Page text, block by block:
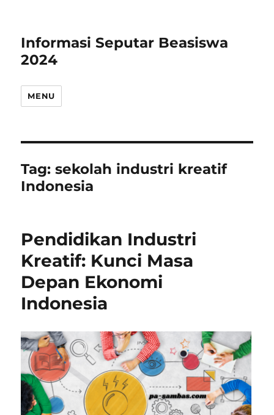
Informasi Seputar Beasiswa
2024
MENU
Tag:sekolah industri kreatif
Indonesia
Pendidikan Industri
Kreatif: Kunci Masa
Depan Ekonomi
Indonesia